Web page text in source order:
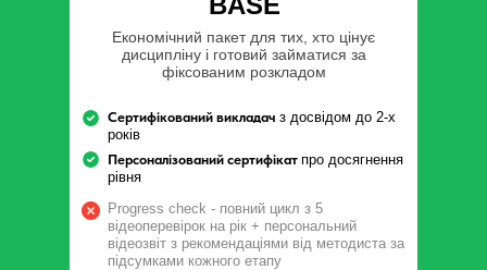
Сертифікований викладач з досвідом до 2-х
років
Персоналізований сертифікат про досягнення
рівня
Progress check - повний цикл з 5
відеоперевірок на рік + персональний
відеозвіт з рекомендаціями від методиста за
підсумками кожного етапу
Економічний пакет для тих, хто цінує
дисципліну і готовий займатися за
фіксованим розкладом